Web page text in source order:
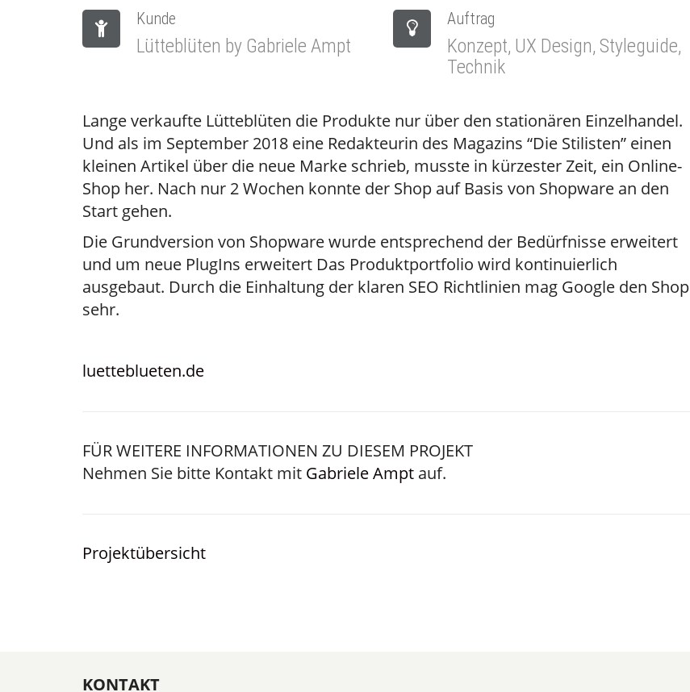
Kunde
Lütteblüten by Gabriele Ampt
Auftrag
Konzept, UX Design, Styleguide,
Technik
Lange verkaufte Lütteblüten die Produkte nur über den stationären Einzelhandel.
Und als im September 2018 eine Redakteurin des Magazins “Die Stilisten” einen
kleinen Artikel über die neue Marke schrieb, musste in kürzester Zeit, ein Online-
Shop her. Nach nur 2 Wochen konnte der Shop auf Basis von Shopware an den
Start gehen.
Die Grundversion von Shopware wurde entsprechend der Bedürfnisse erweitert
und um neue PlugIns erweitert Das Produktportfolio wird kontinuierlich
ausgebaut. Durch die Einhaltung der klaren SEO Richtlinien mag Google den Shop
sehr.
luetteblueten.de
FÜR WEITERE INFORMATIONEN ZU DIESEM PROJEKT
Nehmen Sie bitte Kontakt mit Gabriele Ampt auf.
Projektübersicht
KONTAKT